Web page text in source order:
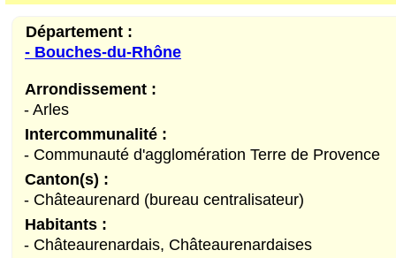
Département :
- Bouches-du-Rhône
Arrondissement :
- Arles
Intercommunalité :
- Communauté d'agglomération Terre de Provence
Canton(s) :
- Châteaurenard (bureau centralisateur)
Habitants :
- Châteaurenardais, Châteaurenardaises